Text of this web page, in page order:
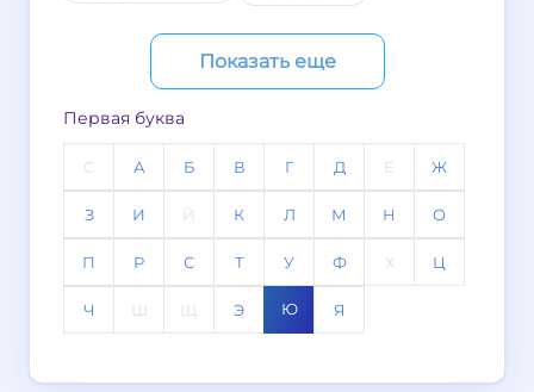
Показать еще
Первая буква
C А Б В Г Д Е Ж
З И Й К Л М Н О
П Р С Т У Ф Х Ц
Ч Э Ю Я